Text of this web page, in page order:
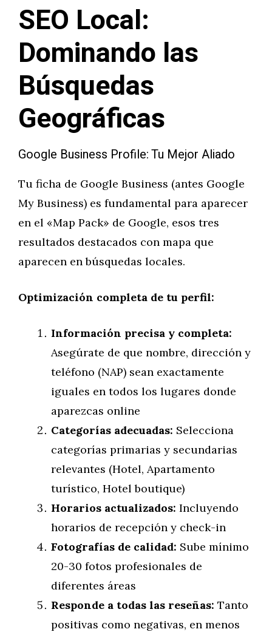
SEO Local:
Dominando las
Búsquedas
Geográficas
Google Business Profile: Tu Mejor Aliado
Tu ficha de Google Business (antes Google
My Business) es fundamental para aparecer
en el «Map Pack» de Google, esos tres
resultados destacados con mapa que
aparecen en búsquedas locales.
Optimización completa de tu perfil:
Información precisa y completa:
Asegúrate de que nombre, dirección y
teléfono (NAP) sean exactamente
iguales en todos los lugares donde
aparezcas online
Categorías adecuadas: Selecciona
categorías primarias y secundarias
relevantes (Hotel, Apartamento
turístico, Hotel boutique)
Horarios actualizados: Incluyendo
horarios de recepción y check-in
Fotografías de calidad: Sube mínimo
20-30 fotos profesionales de
diferentes áreas
Responde a todas las reseñas: Tanto
positivas como negativas, en menos